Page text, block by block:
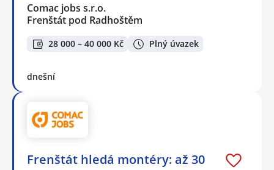
Comac jobs s.r.o.
Frenštát pod Radhoštěm
28 000 – 40 000 Kč Plný úvazek
dnešní
Frenštát hledá montéry: až 30